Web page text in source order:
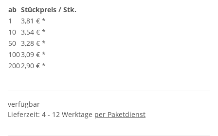
ab Stückpreis / Stk.
1
3,81 € *
10 3,54 € *
50 3,28 € *
1003,09 € *
2002,90 € *
verfügbar
Lieferzeit: 4 - 12 Werktage per Paketdienst